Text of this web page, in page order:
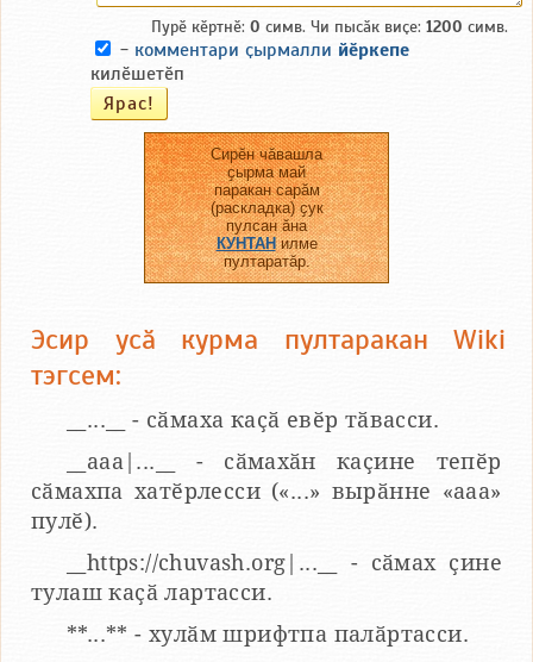
Пурӗ кӗртнӗ: 0 симв. Чи пысӑк виҫе: 1200 симв.
- комментари ҫырмалли йӗркепе
килӗшетӗп
Сирӗн чӑвашла
ҫырма май
паракан сарӑм
(раскладка) ҫук
пулсан ӑна
КУНТАНилме
пултаратӑр.
Эсир усӑ курма пултаракан Wiki
тэгсем:
__...__ - сӑмаха каҫӑ евӗр тӑвасси.
__aaa|...__ - сӑмахӑн каҫине тепӗр
сӑмахпа хатӗрлесси («...» вырӑнне «ааа»
пулӗ).
__https://chuvash.org|...__ - сӑмах ҫине
тулаш каҫӑ лартасси.
**...** - хулӑм шрифтпа палӑртасси.